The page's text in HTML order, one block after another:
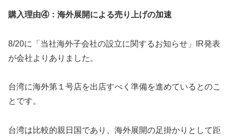
購入理由④：海外展開による売り上げの加速
8/20に「当社海外子会社の設立に関するお知らせ」IR発表
が会社よりありました。
台湾に海外第１号店を出店すべく準備を進めているとのこ
とです。
台湾は比較的親日国であり、海外展開の足掛かりとして距